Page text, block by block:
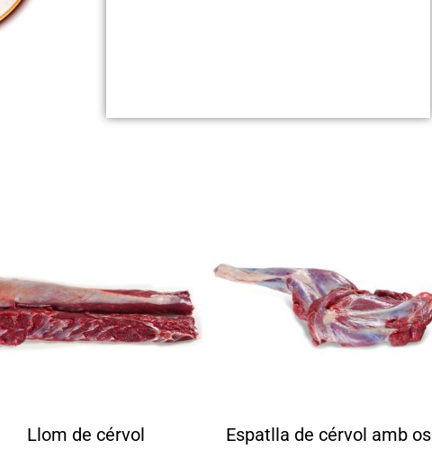
Llom de cérvol Espatlla de cérvol amb os